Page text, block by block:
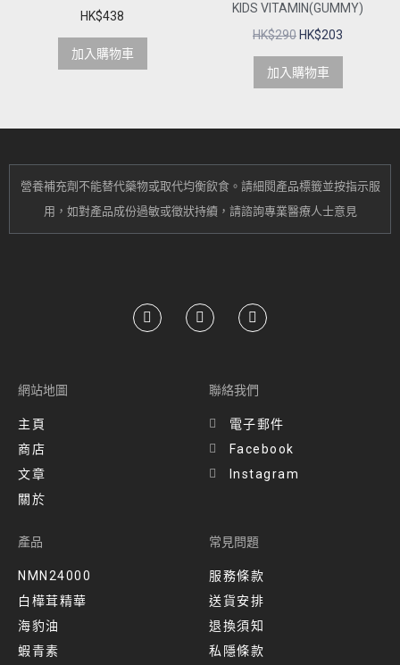
HK$438
加入購物車
KIDS VITAMIN(GUMMY)
HK$290 HK$203
加入購物車
營養補充劑不能替代藥物或取代均衡飲食。 請細閱產品標籤並按指示服
用， 如對產品成份過敏或徵狀持續，請諮詢專業醫療人士意見
網站地圖
主頁
商店
文章
關於
聯絡我們
電子郵件
Facebook
Instagram
產品
NMN24000
白樺茸精華
海豹油
蝦青素
常見問題
服務條款
送貨安排​
退換須知
私隱條款​